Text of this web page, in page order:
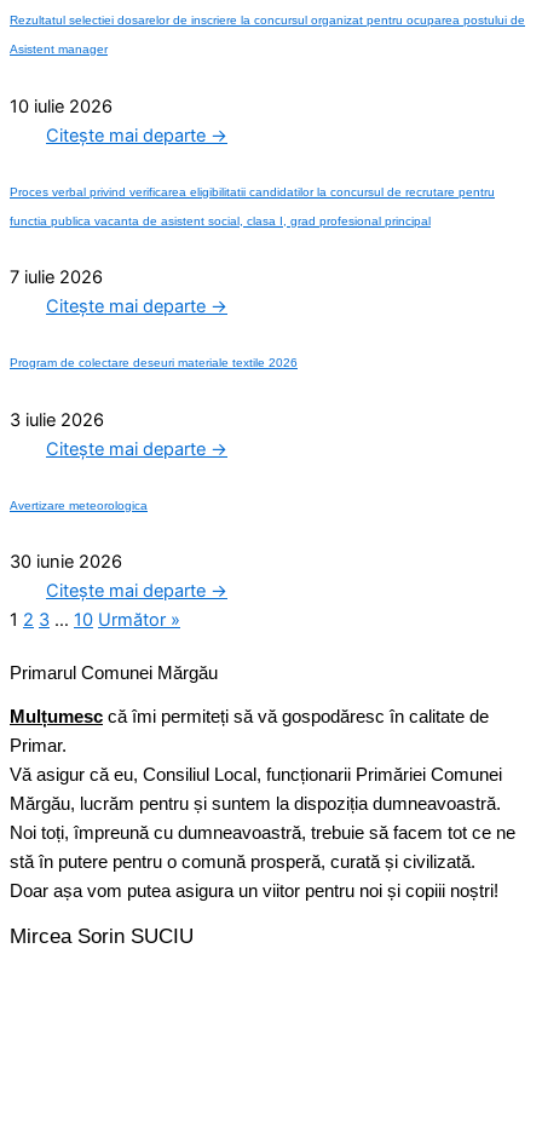
Rezultatul selectiei dosarelor de inscriere la concursul organizat pentru ocuparea postului de
Asistent manager
10 iulie 2026
Citește mai departe →
Proces verbal privind verificarea eligibilitatii candidatilor la concursul de recrutare pentru
functia publica vacanta de asistent social, clasa I, grad profesional principal
7 iulie 2026
Citește mai departe →
Program de colectare deseuri materiale textile 2026
3 iulie 2026
Citește mai departe →
Avertizare meteorologica
30 iunie 2026
Citește mai departe →
1 2 3 … 10 Următor »
Primarul Comunei Mărgău
Mulțumesc că îmi permiteți să vă gospodăresc în calitate de
Primar.
Vă asigur că eu, Consiliul Local, funcționarii Primăriei Comunei
Mărgău, lucrăm pentru și suntem la dispoziția dumneavoastră.
Noi toți, împreună cu dumneavoastră, trebuie să facem tot ce ne
stă în putere pentru o comună prosperă, curată și civilizată.
Doar așa vom putea asigura un viitor pentru noi și copiii noștri!
Mircea Sorin SUCIU